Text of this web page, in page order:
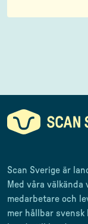
Scan Sverige är
Med våra välkända
medarbetare och
mer hållbar svensk